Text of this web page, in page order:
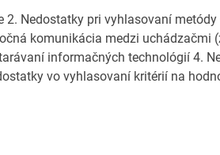
Nedostatky pri vyhlasovaní
komunikácia medzi uchádzačmi
informačných technológií 4.
vo vyhlasovaní kritérií na